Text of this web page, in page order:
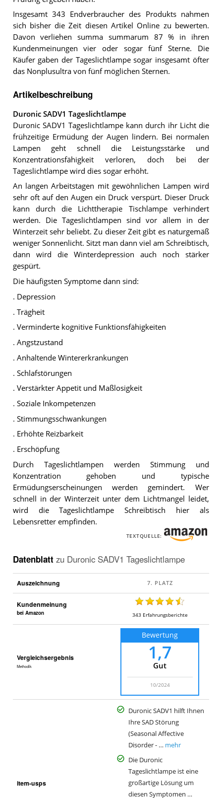
Insgesamt 343 Endverbraucher des Produkts nahmen
sich bisher die Zeit diesen Artikel Online zu bewerten.
Davon verliehen summa summarum 87 % in ihren
Kundenmeinungen vier oder sogar fünf Sterne. Die
Käufer gaben der Tageslichtlampe sogar insgesamt öfter
das Nonplusultra von fünf möglichen Sternen.
Artikelbeschreibung
Duronic SADV1 Tageslichtlampe
Duronic SADV1 Tageslichtlampe kann durch ihr Licht die
frühzeitige Ermüdung der Augen lindern. Bei normalen
Lampen geht schnell die Leistungsstärke und
Konzentrationsfähigkeit verloren, doch bei der
Tageslichtlampe wird dies sogar erhöht.
An langen Arbeitstagen mit gewöhnlichen Lampen wird
sehr oft auf den Augen ein Druck verspürt. Dieser Druck
kann durch die Lichttherapie Tischlampe verhindert
werden. Die Tageslichtlampen sind vor allem in der
Winterzeit sehr beliebt. Zu dieser Zeit gibt es naturgemäß
weniger Sonnenlicht. Sitzt man dann viel am Schreibtisch,
dann wird die Winterdepression auch noch stärker
gespürt.
Die häufigsten Symptome dann sind:
. Depression
. Trägheit
. Verminderte kognitive Funktionsfähigkeiten
. Angstzustand
. Anhaltende Wintererkrankungen
. Schlafstörungen
. Verstärkter Appetit und Maßlosigkeit
. Soziale Inkompetenzen
. Stimmungsschwankungen
. Erhöhte Reizbarkeit
. Erschöpfung
Durch Tageslichtlampen werden Stimmung und
Konzentration gehoben und typische
Ermüdungserscheinungen werden gemindert. Wer
schnell in der Winterzeit unter dem Lichtmangel leidet,
wird die Tageslichtlampe Schreibtisch hier als
Lebensretter empfinden.
TEXTQUELLE:
Datenblatt zu Duronic SADV1 Tageslichtlampe
Auszeichnung
Kundenmeinung
bei Amazon 343 Erfahrungsberichte
Vergleichsergebnis
Methodik
Bewertung
1,7
Gut
10/2024
item-usps
Duronic SADV1 hilft Ihnen
Ihre SAD Störung
(Seasonal Affective
Disorder - … mehr
Die Duronic
Tageslichtlampe ist eine
großartige Lösung um
diesen Symptomen …